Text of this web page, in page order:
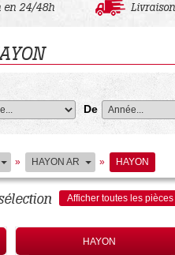
en 24/48h
De
» HAYON AR » HAYON
Afficher toutes les pièces
HAYON